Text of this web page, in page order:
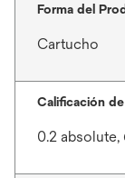
Forma del
Cartucho
Calificación
0.2 absolute,